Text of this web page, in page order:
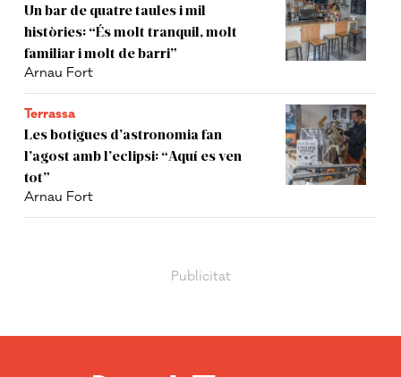
Un bar de quatre taules i mil
històries: “És molt tranquil, molt
familiar i molt de barri”
Arnau Fort
Terrassa
Les botigues d’astronomia fan
l’agost amb l’eclipsi: “Aquí es ven
tot”
Arnau Fort